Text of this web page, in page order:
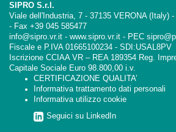
SIPRO S.r.l.
Viale dell'Industria, 7 - 37135 VERONA (Italy) -
- Fax +39 045 585477
info@sipro.vr.it - www.sipro.vr.it - PEC
Fiscale e P.IVA 01665100234 - SDI:USAL8PV
Iscrizione CCIAA VR – REA 189354 Reg.
Capitale Sociale Euro 98.800,00 i.v.
CERTIFICAZIONE QUALITA’
Informativa trattamento dati personali
Informativa utilizzo cookie
Seguici su LinkedIn